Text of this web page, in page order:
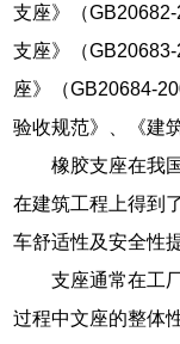
支座》（
支座》（
座》（GB20684-
验收规范》、《建
橡胶支座在我
在建筑工程上得到
车舒适性及安全性
支座通常在工
过程中文座的整体